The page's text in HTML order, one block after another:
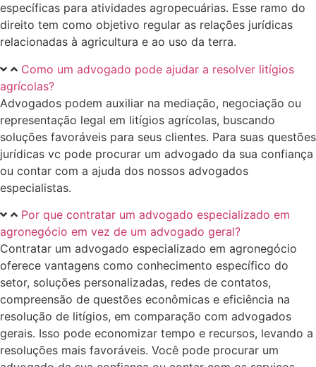
específicas para atividades agropecuárias. Esse ramo do
direito tem como objetivo regular as relações jurídicas
relacionadas à agricultura e ao uso da terra.
Como um advogado pode ajudar a resolver litígios
agrícolas?
Advogados podem auxiliar na mediação, negociação ou
representação legal em litígios agrícolas, buscando
soluções favoráveis para seus clientes. Para suas questões
jurídicas vc pode procurar um advogado da sua confiança
ou contar com a ajuda dos nossos advogados
especialistas.
Por que contratar um advogado especializado em
agronegócio em vez de um advogado geral?
Contratar um advogado especializado em agronegócio
oferece vantagens como conhecimento específico do
setor, soluções personalizadas, redes de contatos,
compreensão de questões econômicas e eficiência na
resolução de litígios, em comparação com advogados
gerais. Isso pode economizar tempo e recursos, levando a
resoluções mais favoráveis. Você pode procurar um